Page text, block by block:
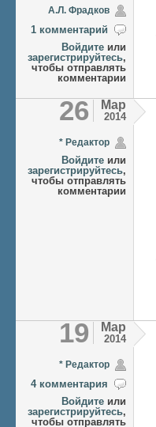
А.Л. Фрадков
1 комментарий
Войдите или
зарегистрируйтесь,
чтобы отправлять
комментарии
26 Мар
2014
* Редактор
Войдите или
зарегистрируйтесь,
чтобы отправлять
комментарии
19 Мар
2014
* Редактор
4 комментария
Войдите или
зарегистрируйтесь,
чтобы отправлять